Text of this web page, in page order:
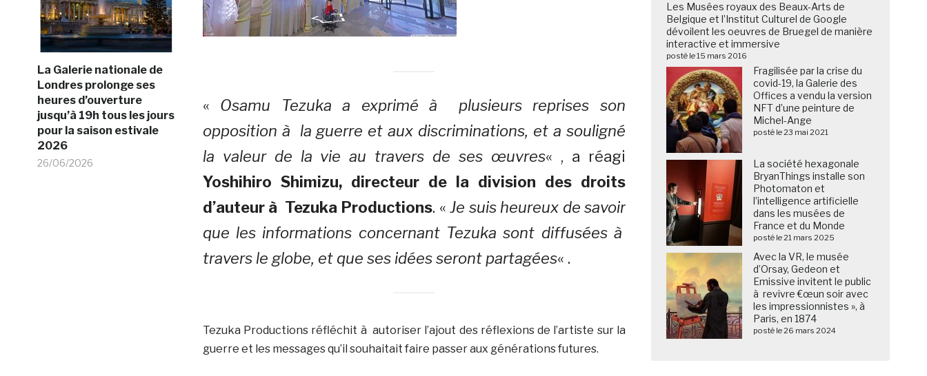
La Galerie nationale de
Londres prolonge ses
heures d’ouverture
jusqu’à 19h tous les jours
pour la saison estivale
2026
26/06/2026
« Osamu Tezuka a exprimé à plusieurs reprises son
opposition à la guerre et aux discriminations, et a souligné
la valeur de la vie au travers de ses œuvres« , a réagi
Yoshihiro Shimizu, directeur de la division des droits
d’auteur à Tezuka Productions. «Je suis heureux de savoir
que les informations concernant Tezuka sont diffusées à
travers le globe, et que ses idées seront partagées« .
Tezuka Productions réfléchit à autoriser l’ajout des réflexions de l’artiste sur la
guerre et les messages qu’il souhaitait faire passer aux générations futures.
Les Musées royaux des Beaux-Arts de
Belgique et l’Institut Culturel de Google
dévoilent les oeuvres de Bruegel de manière
interactive et immersive
posté le 15 mars 2016
Fragilisée par la crise du
covid-19, la Galerie des
Offices a vendu la version
NFT d’une peinture de
Michel-Ange
posté le 23 mai 2021
La société hexagonale
BryanThings installe son
Photomaton et
l’intelligence artificielle
dans les musées de
France et du Monde
posté le 21 mars 2025
Avec la VR, le musée
d’Orsay, Gedeon et
Emissive invitent le public
à revivre €œun soir avec
les impressionnistes », à
Paris, en 1874
posté le 26 mars 2024